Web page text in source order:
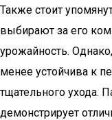
Также стоит
выбирают за его
урожайность.
менее устойчива к
тщательного ухода.
демонстрирует